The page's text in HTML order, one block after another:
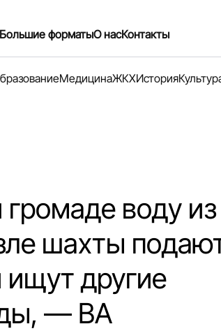
форматыО насКонтакты
МедицинаЖКХИстория
воду из
шахты
другие
— ВА